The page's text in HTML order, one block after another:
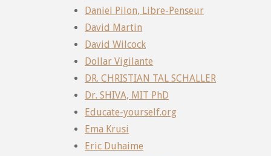
Daniel Pilon, Libre-Penseur
David Martin
David Wilcock
Dollar Vigilante
DR. CHRISTIAN TAL SCHALLER
Dr. SHIVA, MIT PhD
Educate-yourself.org
Ema Krusi
Eric Duhaime